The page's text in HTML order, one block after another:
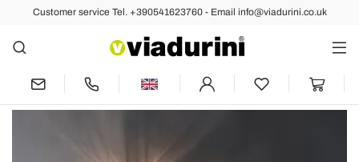
Customer service Tel. +390541623760 - Email info@viadurini.co.uk
Back Previous Next
Iron Ceiling Lamp with 4 Lights Made in
Italy - Delos